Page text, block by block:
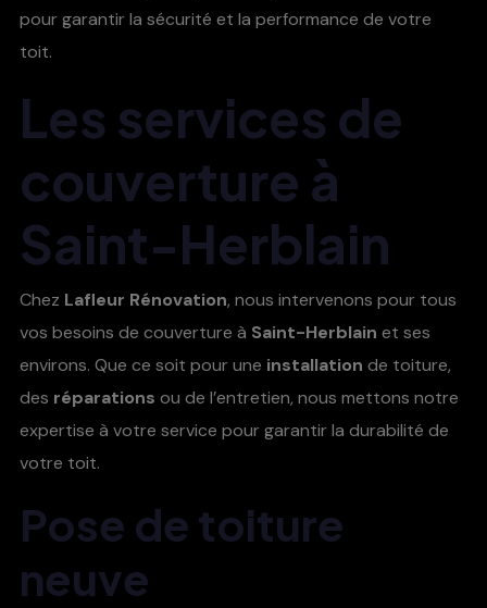
pour garantir la sécurité et la performance de votre
toit.
Les services de
couverture à
Saint-Herblain
Chez Lafleur Rénovation, nous intervenons pour tous
vos besoins de couverture à Saint-Herblain et ses
environs. Que ce soit pour une installation de toiture,
des réparations ou de l’entretien, nous mettons notre
expertise à votre service pour garantir la durabilité de
votre toit.
Pose de toiture
neuve